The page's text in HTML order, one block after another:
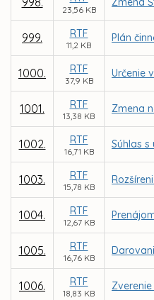
23,56 KB
999. RTF
11,2 KB
Plán
1000. RTF
37,9 KB
Určenie
1001. RTF
13,38 KB
Zmena
1002. RTF
16,71 KB
Súhlas
1003. RTF
15,78 KB
1004. RTF
12,67 KB
1005. RTF
16,76 KB
1006. RTF
18,83 KB